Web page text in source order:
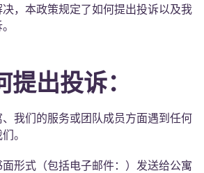
Deutsch
French
，本政策规定了如何提出投诉以及我
提出投诉：
我们的服务或团队成员方面遇到任何
。
形式（包括电子邮件：）发送给公寓